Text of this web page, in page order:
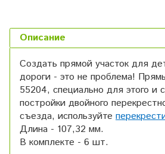
Описание
Создать прямой участок для
дороги - это не проблема!
55204, специально для этого и
постройки двойного
съезда, используйте
Длина - 107,32 мм.
В комплекте - 6 шт.